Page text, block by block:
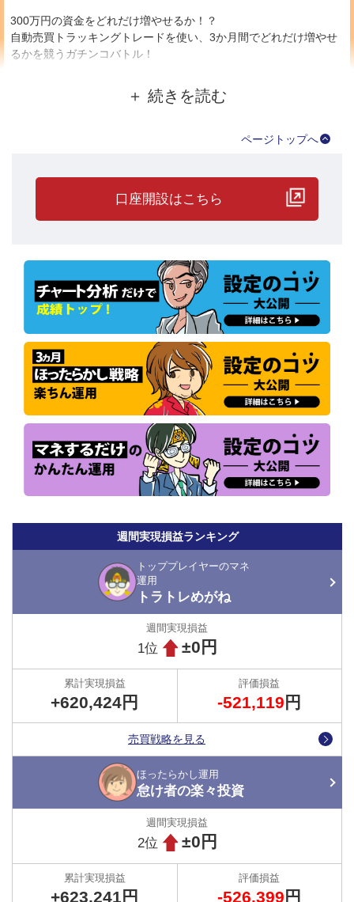
300万円の資金をどれだけ増やせるか！？
自動売買トラッキングトレードを使い、3か月間でどれだけ増やせ
るかを競うガチンコバトル！
10月2日（水）からスタートした第29回ガチンコバトルも、残り約
まずは、現時点のプレイヤーの状況を見てみましょう。
●実現損益ランキング！
プレイヤー全員が運用を停止し、停止後に残ったポジションを保有
していましたが、今週に入りプレイヤーにも動きが出てきたようで
発注していた決済売り指値が約定し、現在は売り6ポジションのみ
【速報 決済指値約定！】
チャーティスト先生です。
ユーロ買い設定停止後に残った買い4ポジションの決
済指値が約定したよ。
ョンのみとなりました。
#自動売買 #ユーロ円
トラッキングトレード
https://t.co/aXiPAx9QcG
— トラッキングトレードガチンコバトル
December 19, 2024
怠け者の楽々投資さんは、豪ドル円買い設定の運用停止後に残った
買い24ポジションをクイックトレードで決済しました。
楽々投資さんのポストを見て、ポジションを全決済し累計損益額を
プラスをキープしています。
ページトップへ
口座開設はこちら
週間実現損益ランキング
トッププレイヤーのマネ
運用
トラトレめがね
ほったらかし運用
怠け者の楽々投資
売買戦略を見る
1位 ±0円
2位 ±0円
+620,424円
+623,241円
-521,119 円
-526,399 円